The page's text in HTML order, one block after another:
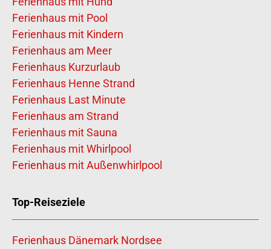
Ferienhaus mit Pool
Ferienhaus mit Kindern
Ferienhaus am Meer
Ferienhaus Kurzurlaub
Ferienhaus Henne Strand
Ferienhaus Last Minute
Ferienhaus am Strand
Ferienhaus mit Sauna
Ferienhaus mit Whirlpool
Ferienhaus mit Außenwhirlpool
Top-Reiseziele
Ferienhaus Dänemark Nordsee